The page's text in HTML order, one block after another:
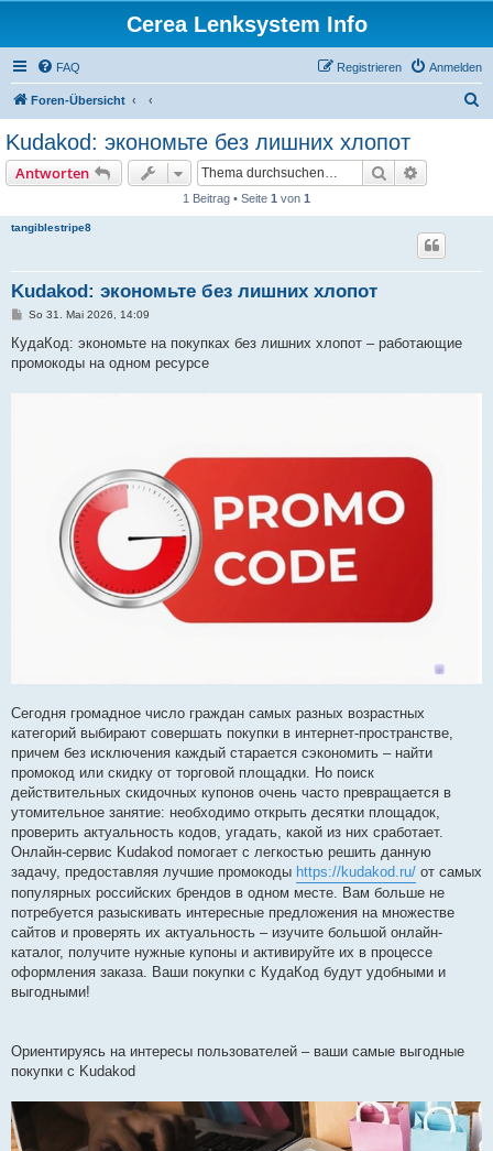
Cerea Lenksystem Info
FAQ Anmelden
Registrieren
Foren-Übersicht
Kudakod: экономьте без лишних хлопот
Antworten Suche
1 Beitrag • Seite 1 von 1
tangiblestripe8
Kudakod: экономьте без лишних хлопот
B
i
t
r
So 31. Mai 2026, 14:09
КудаКод: экономьте на покупках без лишних хлопот – работающие
промокоды на одном ресурсе
Сегодня громадное число граждан самых разных возрастных
категорий выбирают совершать покупки в интернет-пространстве,
причем без исключения каждый старается сэкономить – найти
промокод или скидку от торговой площадки. Но поиск
действительных скидочных купонов очень часто превращается в
утомительное занятие: необходимо открыть десятки площадок,
проверить актуальность кодов, угадать, какой из них сработает.
Онлайн-сервис Kudakod помогает с легкостью решить данную
задачу, предоставляя лучшие промокоды https://kudakod.ru/ от самых
популярных российских брендов в одном месте. Вам больше не
потребуется разыскивать интересные предложения на множестве
сайтов и проверять их актуальность – изучите большой онлайн-
каталог, получите нужные купоны и активируйте их в процессе
оформления заказа. Ваши покупки с КудаКод будут удобными и
выгодными!
Ориентируясь на интересы пользователей – ваши самые выгодные
покупки с Kudakod